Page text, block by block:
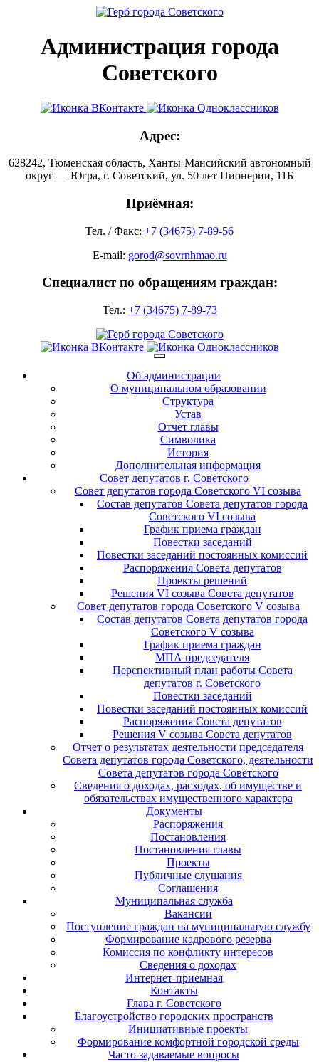
Администрация города
Советского
Адрес:
628242, Тюменская область, Ханты-Мансийский автономный
округ — Югра, г. Советский, ул. 50 лет Пионерии, 11Б
Приёмная:
Тел. / Факс: +7 (34675) 7-89-56
E-mail: gorod@sovrnhmao.ru
Специалист по обращениям граждан:
Тел.: +7 (34675) 7-89-73
Об администрации
О муниципальном образовании
Структура
Устав
Отчет главы
Символика
История
Дополнительная информация
Совет депутатов г. Советского
Совет депутатов города Советского VI созыва
Состав депутатов Совета депутатов города
Советского VI созыва
График приема граждан
Повестки заседаний
Повестки заседаний постоянных комиссий
Распоряжения Совета депутатов
Проекты решений
Решения VI созыва Совета депутатов
Совет депутатов города Советского V созыва
Состав депутатов Совета депутатов города
Советского V созыва
График приема граждан
МПА председателя
Перспективный план работы Совета
депутатов г. Советского
Повестки заседаний
Повестки заседаний постоянных комиссий
Распоряжения Совета депутатов
Решения V созыва Совета депутатов
Отчет о результатах деятельности председателя
Совета депутатов города Советского, деятельности
Совета депутатов города Советского
Сведения о доходах, расходах, об имуществе и
обязательствах имущественного характера
Документы
Распоряжения
Постановления
Постановления главы
Проекты
Публичные слушания
Соглашения
Муниципальная служба
Вакансии
Поступление граждан на муниципальную службу
Формирование кадрового резерва
Комиссия по конфликту интересов
Сведения о доходах
Интернет-приемная
Контакты
Глава г. Советского
Благоустройство городских пространств
Инициативные проекты
Формирование комфортной городской среды
Часто задаваемые вопросы